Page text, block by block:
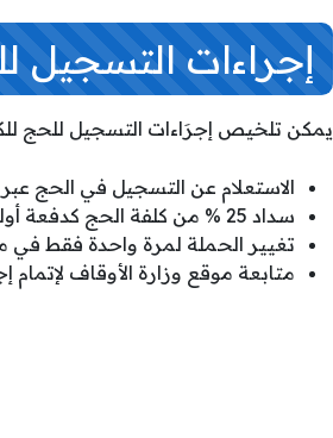
إجراءات التسجيل للحج
يمكن تلخيص إجرَاءات التسجيل للحج للكويتيين للموسم
الاستعلام عن التسجيل في الحج عبر
سداد 25 % من كلفة الحج كدفعة أولى لضمان التسجيل في الحملة.
تغيير الحملة لمرة واحدة فقط في موعد أقصاه 31 يناير 2024
متابعة موقع وزارة الأوقاف